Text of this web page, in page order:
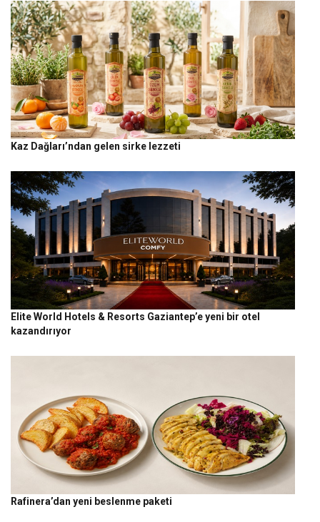
Kaz Dağları’ndan gelen sirke lezzeti
Elite World Hotels & Resorts Gaziantep’e yeni bir otel
kazandırıyor
Rafinera’dan yeni beslenme paketi